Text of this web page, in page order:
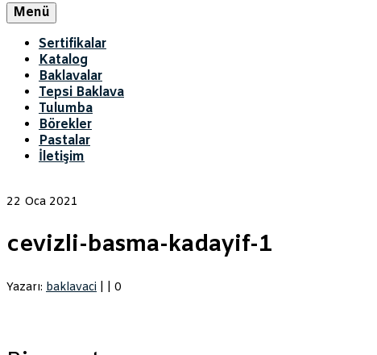
Menü
Sertifikalar
Katalog
Baklavalar
Tepsi Baklava
Tulumba
Börekler
Pastalar
İletişim
22 Oca 2021
cevizli-basma-kadayif-1
Yazarı: baklavaci 0